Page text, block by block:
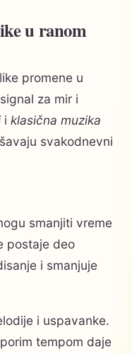
u ranom
promene u
za mir i
i klasična muzika
svakodnevni
smanjiti vreme
postaje deo
i smanjuje
i uspavanke.
tempom daje